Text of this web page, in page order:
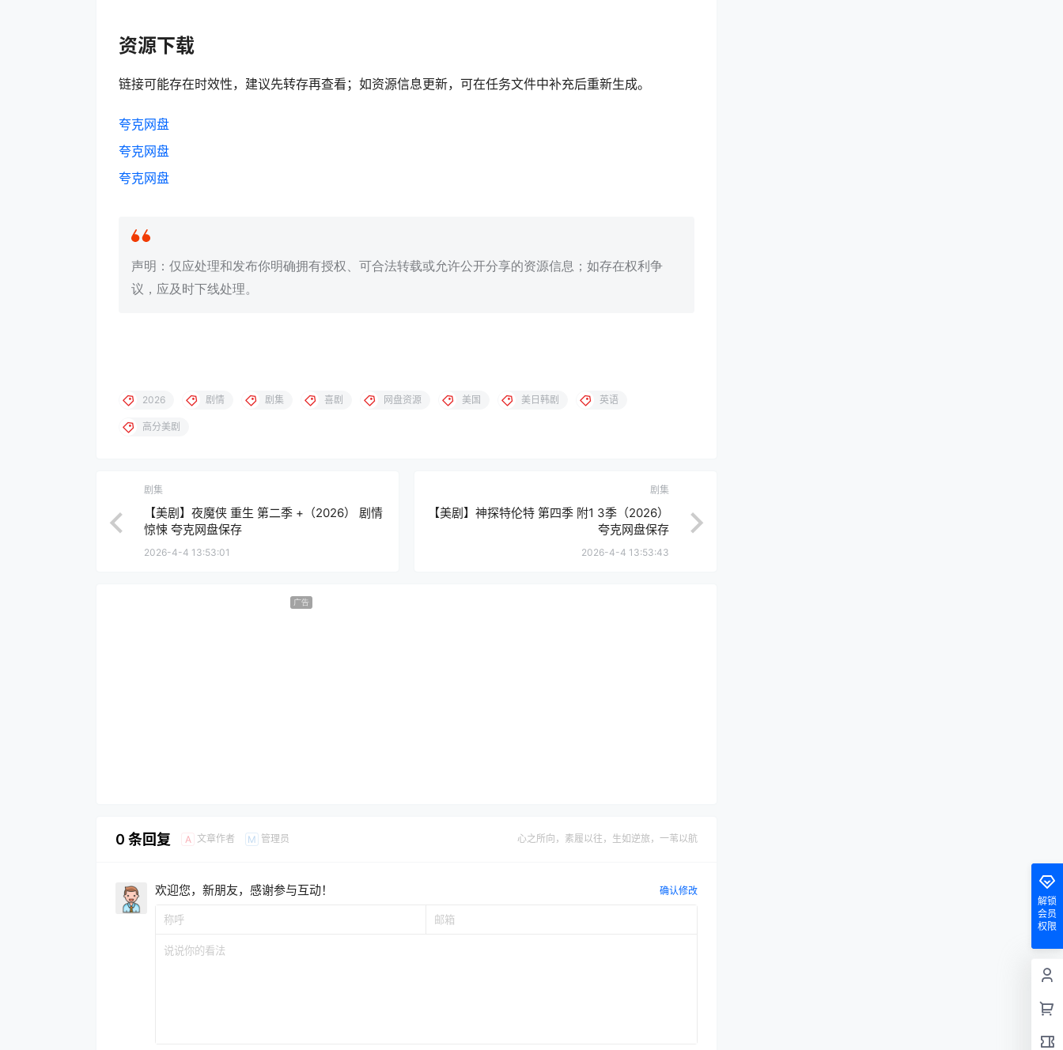
资源下载
链接可能存在时效性，建议先转存再查看；如资源信息更新，可在任务文件中补充后重新生成。
夸克网盘
夸克网盘
夸克网盘
声明：仅应处理和发布你明确拥有授权、可合法转载或允许公开分享的资源信息；如存在权利争
议，应及时下线处理。
2026 剧情 剧集 喜剧 网盘资源 美国 美日韩剧 英语
高分美剧
剧集
【美剧】夜魔侠 重生 第二季 +（2026） 剧情
惊悚 夸克网盘保存
2026-4-4 13:53:01
剧集
【美剧】神探特伦特 第四季 附1 3季（2026）
夸克网盘保存
2026-4-4 13:53:43
广告
0 条回复 A 文章作者 M 管理员 心之所向，素履以往，生如逆旅，一苇以航
欢迎您，新朋友，感谢参与互动！ 确认修改
解锁
会员
权限